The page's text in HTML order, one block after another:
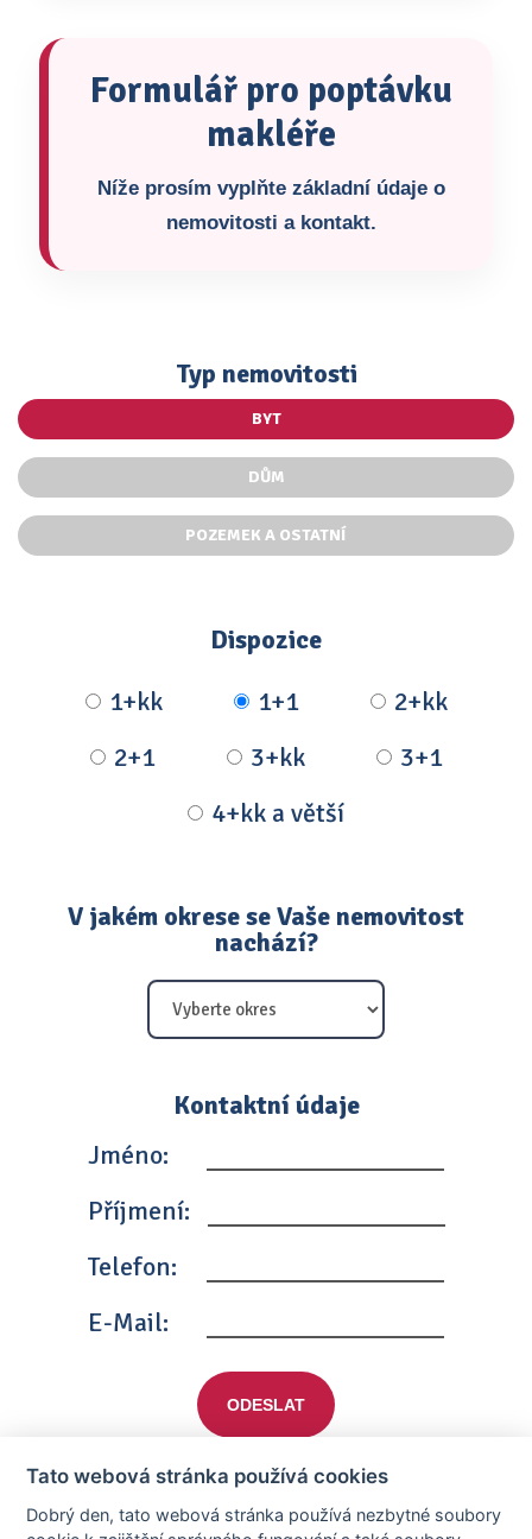
Formulář pro poptávku
makléře
Níže prosím vyplňte základní údaje o
nemovitosti a kontakt.
Typ nemovitosti
BYT
DŮM
POZEMEK A OSTATNÍ
Dispozice
1+kk
1+1
2+kk
2+1
3+kk
3+1
4+kk a větší
V jakém okrese se Vaše nemovitost
nachází?
Kontaktní údaje
Jméno:
Příjmení:
Telefon:
E-Mail:
ODESLAT
Tato webová stránka používá cookies
Dobrý den, tato webová stránka používá nezbytné soubory